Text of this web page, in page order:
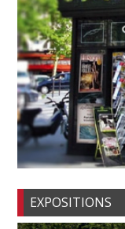
EXPOSITIONS